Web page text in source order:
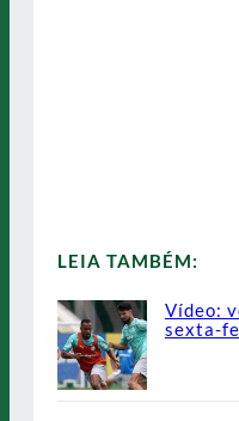
LEIA TAMBÉM:
Vídeo:
sexta-